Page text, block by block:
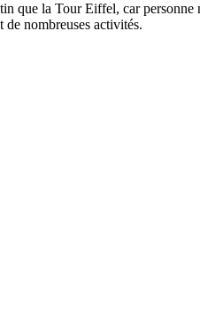
que la Tour Eiffel, car
nombreuses activités.